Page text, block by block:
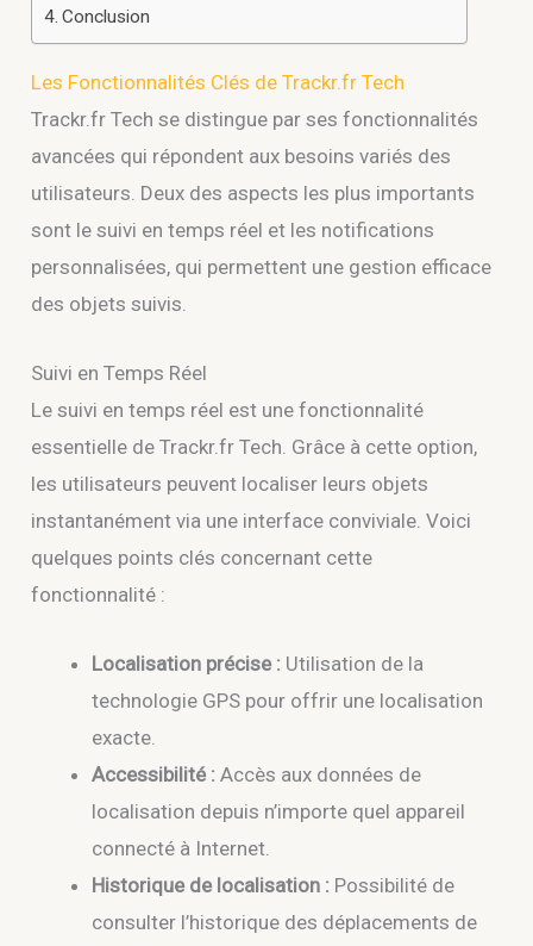
Conclusion
Les Fonctionnalités Clés de Trackr.fr Tech
Trackr.fr Tech se distingue par ses fonctionnalités
avancées qui répondent aux besoins variés des
utilisateurs. Deux des aspects les plus importants
sont le suivi en temps réel et les notifications
personnalisées, qui permettent une gestion efficace
des objets suivis.
Suivi en Temps Réel
Le suivi en temps réel est une fonctionnalité
essentielle de Trackr.fr Tech. Grâce à cette option,
les utilisateurs peuvent localiser leurs objets
instantanément via une interface conviviale. Voici
quelques points clés concernant cette
fonctionnalité :
Localisation précise : Utilisation de la
technologie GPS pour offrir une localisation
exacte.
Accessibilité : Accès aux données de
localisation depuis n’importe quel appareil
connecté à Internet.
Historique de localisation : Possibilité de
consulter l’historique des déplacements de